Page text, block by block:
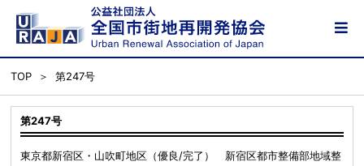
TOP 第247号
第247号
東京都新宿区・山吹町地区（優良/完了） 新宿区都市整備部地域整